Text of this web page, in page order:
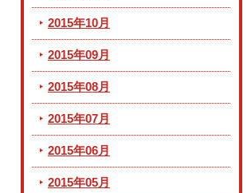
2015年10月
2015年09月
2015年08月
2015年07月
2015年06月
2015年05月